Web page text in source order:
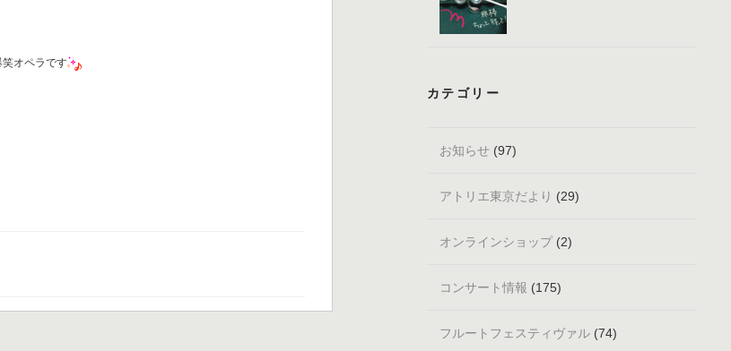
オペラです
カテゴリー
お知らせ (97)
アトリエ東京だより (29)
オンラインショップ(2)
コンサート情報 (175)
フルートフェスティヴァル(74)